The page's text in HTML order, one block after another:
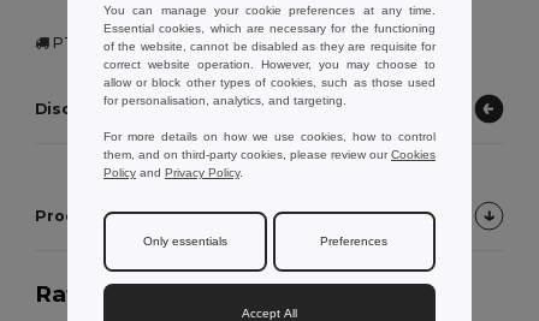
PT | Figueira, PT
Discover other products
Product Customer Reviews
Rating: 2051 prodaných kusů
You can manage your cookie preferences at any time.
Essential cookies, which are necessary for the functioning
of the website, cannot be disabled as they are requisite for
correct website operation. However, you may choose to
allow or block other types of cookies, such as those used
for personalisation, analytics, and targeting.
For more details on how we use cookies, how to control
them, and on third-party cookies, please review ourCookies
Policy and Privacy Policy.
Only essentials Preferences
Accept All